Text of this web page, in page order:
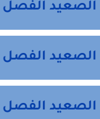
الفصل
الفصل
الفصل